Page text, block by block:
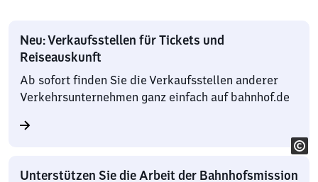
Neu: Verkaufsstellen für Tickets und
Reiseauskunft
Ab sofort finden Sie die Verkaufsstellen anderer
Verkehrsunternehmen ganz einfach auf bahnhof.de
Unterstützen Sie die Arbeit der Bahnhofsmission